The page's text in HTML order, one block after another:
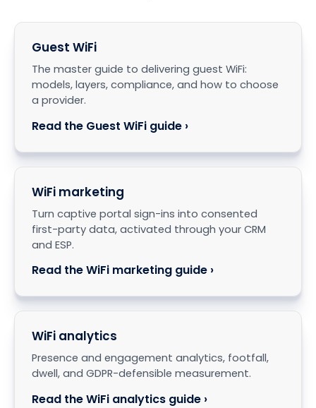
Guest WiFi
The master guide to delivering guest WiFi:
models, layers, compliance, and how to choose
a provider.
Read the Guest WiFi guide ›
WiFi marketing
Turn captive portal sign-ins into consented
first-party data, activated through your CRM
and ESP.
Read the WiFi marketing guide ›
WiFi analytics
Presence and engagement analytics, footfall,
dwell, and GDPR-defensible measurement.
Read the WiFi analytics guide ›